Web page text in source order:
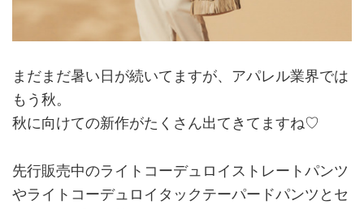
まだまだ暑い日が続いてますが、アパレル業界では
もう秋。
秋に向けての新作がたくさん出てきてますね♡
先行販売中のライトコーデュロイストレートパンツ
やライトコーデュロイタックテーパードパンツとセ